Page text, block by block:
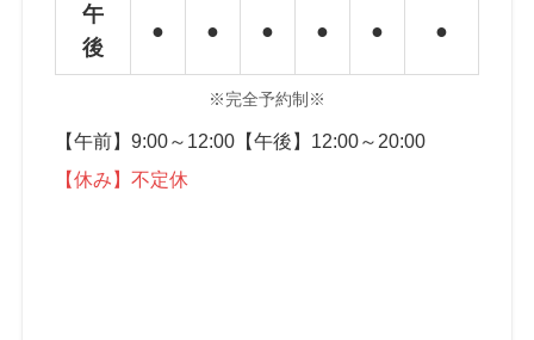
午
後
● ● ● ● ● ●
※完全予約制※
【午前】9:00～12:00【午後】12:00～20:00
【休み】不定休